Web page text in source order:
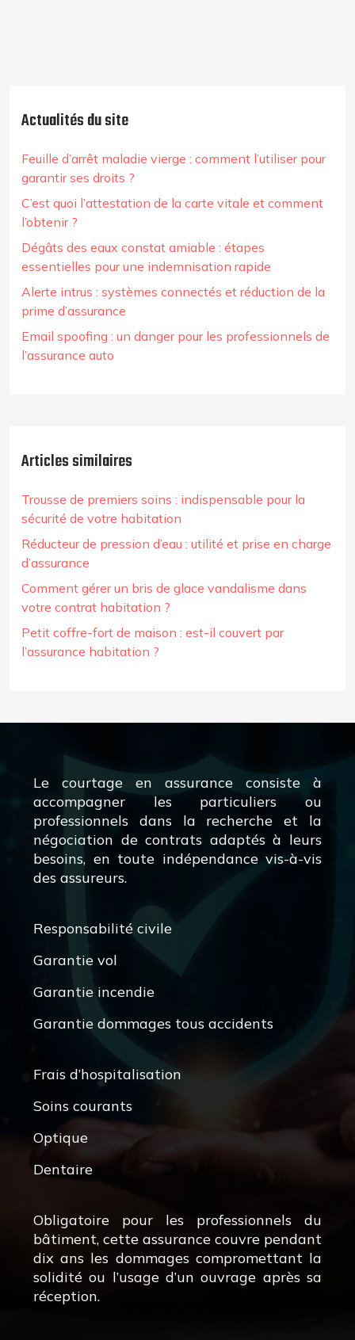
Actualités du site
Feuille d’arrêt maladie vierge : comment l’utiliser pour
garantir ses droits ?
C’est quoi l’attestation de la carte vitale et comment
l’obtenir ?
Dégâts des eaux constat amiable : étapes
essentielles pour une indemnisation rapide
Alerte intrus : systèmes connectés et réduction de la
prime d’assurance
Email spoofing : un danger pour les professionnels de
l’assurance auto
Articles similaires
Trousse de premiers soins : indispensable pour la
sécurité de votre habitation
Réducteur de pression d’eau : utilité et prise en charge
d’assurance
Comment gérer un bris de glace vandalisme dans
votre contrat habitation ?
Petit coffre-fort de maison : est-il couvert par
l’assurance habitation ?
Le courtage en assurance consiste à
accompagner les particuliers ou
professionnels dans la recherche et la
négociation de contrats adaptés à leurs
besoins, en toute indépendance vis-à-vis
des assureurs.
Responsabilité civile
Garantie vol
Garantie incendie
Garantie dommages tous accidents
Frais d’hospitalisation
Soins courants
Optique
Dentaire
Obligatoire pour les professionnels du
bâtiment, cette assurance couvre pendant
dix ans les dommages compromettant la
solidité ou l’usage d’un ouvrage après sa
réception.